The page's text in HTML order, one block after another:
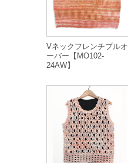
Vネックフレンチプルオ
ーバー【MO102-
24AW】